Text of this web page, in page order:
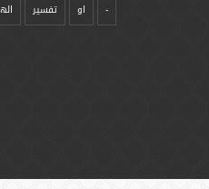
- او تفسیر